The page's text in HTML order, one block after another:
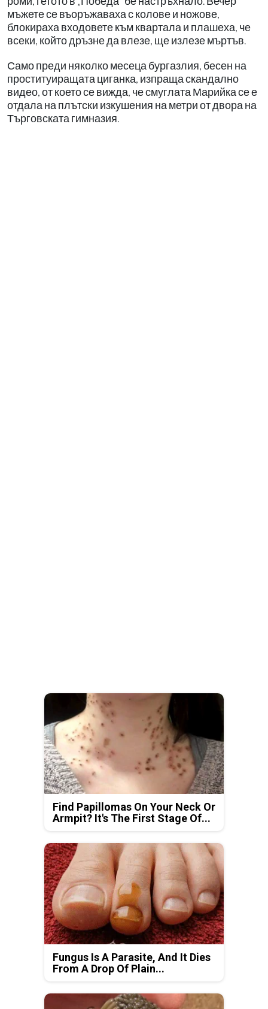
мъжете се въоръжаваха с колове и ножове,
блокираха входовете към квартала и плашеха, че
всеки, който дръзне да влезе, ще излезе мъртъв.
Само преди няколко месеца бургазлия, бесен на
проституиращата циганка, изпраща скандално
видео, от което се вижда, че смуглата Марийка се е
отдала на плътски изкушения на метри от двора на
Търговската гимназия.
Find Papillomas On Your Neck Or
Armpit? It's The First Stage Of...
Fungus Is A Parasite, And It Dies
From A Drop Of Plain...